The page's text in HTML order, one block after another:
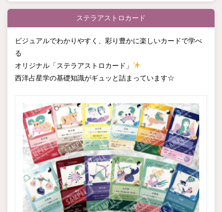
ステラアストロカード
ビジュアルでわかりやすく、彩り豊かに楽しいカードで学べ
る
オリジナル「ステラアストロカード」
西洋占星学の基礎知識がギュッと詰まっています☆